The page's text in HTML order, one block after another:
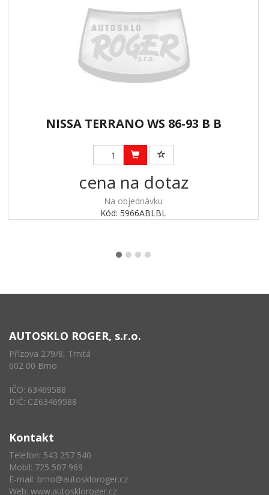
NISSA TERRANO WS 86-93 B B
cena na dotaz
Na objednávku
Kód: 5966ABLBL
AUTOSKLO ROGER, s.r.o.
Přízova 279/8, Trnitá
602 00 Brno
IČO: 63469588
DIČ: CZ63469588
Kontakt
Telefon: 543 257 540
Mobil: 725 507 969
E-mail: brno@autoskloroger.cz
Web: www.autoskloroger.cz